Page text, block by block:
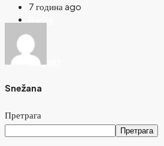
Kontakt
7 година ago
Snežana
Претрага
Претрага